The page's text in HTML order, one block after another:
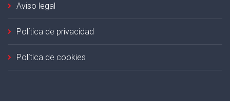
Aviso legal
Política de privacidad
Política de cookies